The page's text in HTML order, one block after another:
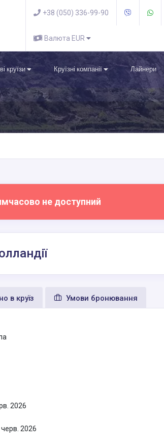
+38 (050) 336-99-90
Валюта EUR
круїзи Круїзні компанії Лайнери
не доступний
в круїз Умови бронювання
2026
2026